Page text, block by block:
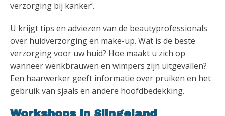
verzorging bij kanker’.
U krijgt tips en adviezen van de beautyprofessionals
over huidverzorging en make-up. Wat is de beste
verzorging voor uw huid? Hoe maakt u zich op
wanneer wenkbrauwen en wimpers zijn uitgevallen?
Een haarwerker geeft informatie over pruiken en het
gebruik van sjaals en andere hoofdbedekking.